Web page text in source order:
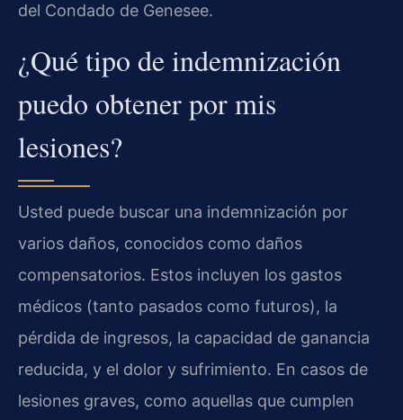
del Condado de Genesee.
¿Qué tipo de indemnización
puedo obtener por mis
lesiones?
Usted puede buscar una indemnización por
varios daños, conocidos como daños
compensatorios. Estos incluyen los gastos
médicos (tanto pasados como futuros), la
pérdida de ingresos, la capacidad de ganancia
reducida, y el dolor y sufrimiento. En casos de
lesiones graves, como aquellas que cumplen